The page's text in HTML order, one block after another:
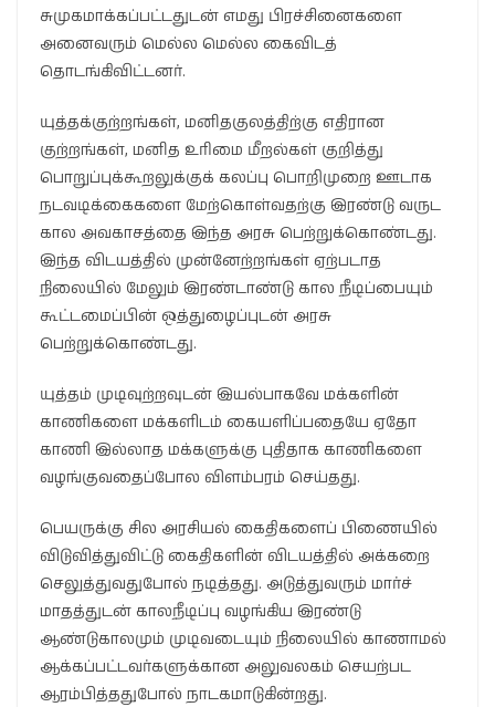
சுமுகமாக்கப்பட்டதுடன் எமது பிரச்சினைகளை
அனைவரும் மெல்ல மெல்ல கைவிடத்
தொடங்கிவிட்டனர்.
யுத்தக்குற்றங்கள், மனிதகுலத்திற்கு எதிரான
குற்றங்கள், மனித உரிமை மீறல்கள் குறித்து
பொறுப்புக்கூறலுக்குக் கலப்பு பொறிமுறை ஊடாக
நடவடிக்கைகளை மேற்கொள்வதற்கு இரண்டு வருட
கால அவகாசத்தை இந்த அரசு பெற்றுக்கொண்டது.
இந்த விடயத்தில் முன்னேற்றங்கள் ஏற்படாத
நிலையில் மேலும் இரண்டாண்டு கால நீடிப்பையும்
கூட்டமைப்பின் ஒத்துழைப்புடன் அரசு
பெற்றுக்கொண்டது.
யுத்தம் முடிவுற்றவுடன் இயல்பாகவே மக்களின்
காணிகளை மக்களிடம் கையளிப்பதையே ஏதோ
காணி இல்லாத மக்களுக்கு புதிதாக காணிகளை
வழங்குவதைப்போல விளம்பரம் செய்தது.
பெயருக்கு சில அரசியல் கைதிகளைப் பிணையில்
விடுவித்துவிட்டு கைதிகளின் விடயத்தில் அக்கறை
செலுத்துவதுபோல் நடித்தது. அடுத்துவரும் மார்ச்
மாதத்துடன் காலநீடிப்பு வழங்கிய இரண்டு
ஆண்டுகாலமும் முடிவடையும் நிலையில் காணாமல்
ஆக்கப்பட்டவர்களுக்கான அலுவலகம் செயற்பட
ஆரம்பித்ததுபோல் நாடகமாடுகின்றது.